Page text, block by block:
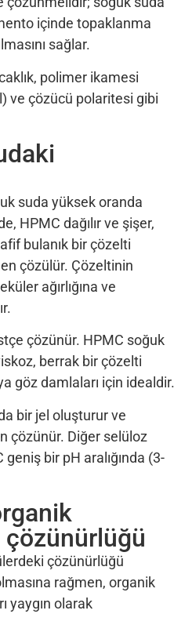
içinde topaklanma
sağlar.
polimer ikamesi
ve çözücü polaritesi gibi
suda yüksek oranda
HPMC dağılır ve şişer,
bulanık bir çözelti
çözülür. Çözeltinin
ağırlığına ve
çözünür. HPMC soğuk
berrak bir çözelti
göz damlaları için idealdir.
bir jel oluşturur ve
çözünür. Diğer selüloz
bir pH aralığında (3-
çözünürlüğü
rağmen, organik
yaygın olarak